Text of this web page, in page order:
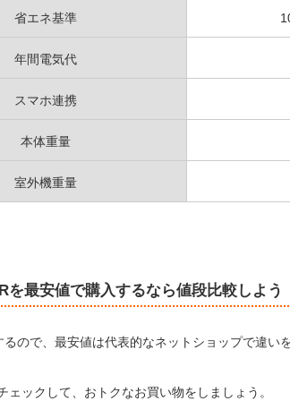
省エネ基準
年間電気代
スマホ連携
本体重量
室外機重量
を最安値で購入するなら値段比較しよう
ので、最安値は代表的なネットショップで違い
ェックして、おトクなお買い物をしましょう。